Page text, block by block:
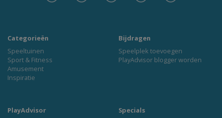
Categorieën
Speeltuinen
Sport & Fitness
Amusement
Inspiratie
Bijdragen
Speelplek toevoegen
PlayAdvisor blogger worden
PlayAdvisor
Specials